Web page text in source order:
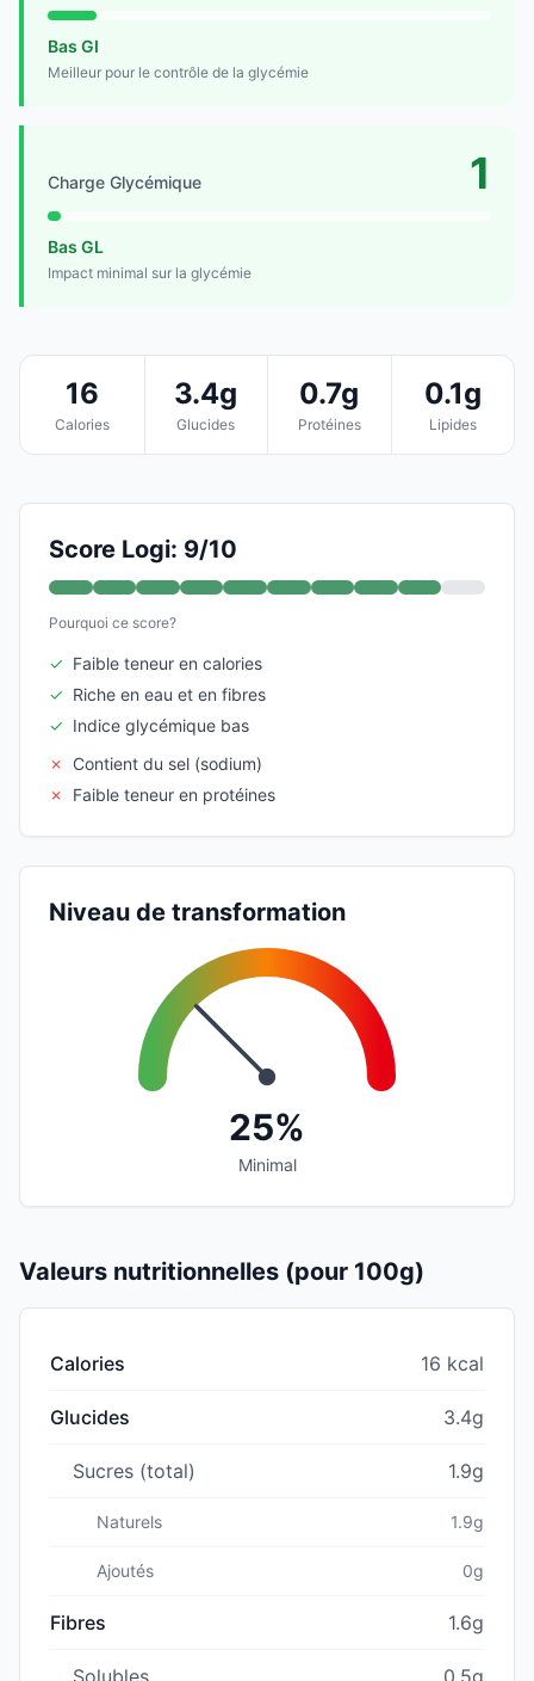
Bas GI
Meilleur pour le contrôle de la glycémie
Charge Glycémique 1
Bas GL
Impact minimal sur la glycémie
16
Calories
3.4g
Glucides
0.7g
Protéines
0.1g
Lipides
Score Logi: 9/10
Pourquoi ce score?
✓ Faible teneur en calories
✓ Riche en eau et en fibres
✓ Indice glycémique bas
✗
Contient du sel (sodium)
✗
Faible teneur en protéines
Niveau de transformation
25%
Minimal
Valeurs nutritionnelles (pour 100g)
Calories 16 kcal
Glucides 3.4g
Sucres (total) 1.9g
Naturels 1.9g
Ajoutés 0g
Fibres 1.6g
Solubles 0.5g